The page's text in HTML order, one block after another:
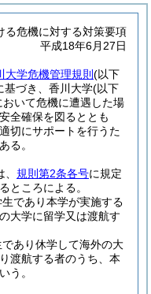
る危機に対する対策要項
平成18年6月27日
大学危機管理規則 (以下
基づき、香川大学(以下
いて危機に遭遇した場
全確保を図るととも
切にサポートを行うた
る。
規則第2条各号に規定
ところによる。
であり本学が実施する
大学に留学又は渡航す
あり休学して海外の大
渡航する者のうち、本
う。